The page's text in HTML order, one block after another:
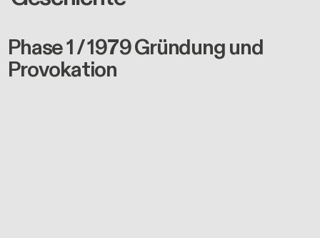
Phase 1 / 1979 Gründung und
Provokation